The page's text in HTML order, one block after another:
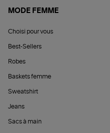
MODE FEMME
Choisi pour vous
Best-Sellers
Robes
Baskets femme
Sweatshirt
Jeans
Sacs à main